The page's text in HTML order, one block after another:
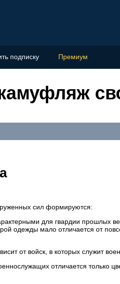
подписку Премиум
сил формируются:
для гвардии прошлых
одежды мало отличается от
от войск, в которых служит
отличается только